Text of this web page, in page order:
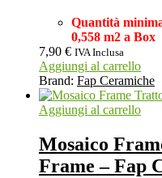
Quantità
0,558 m2 a Box
7,90 € IVA Inclusa
Aggiungi al carrello
Brand: Fap Ceramiche
Aggiungi al carrello
Mosaico
Frame – Fap